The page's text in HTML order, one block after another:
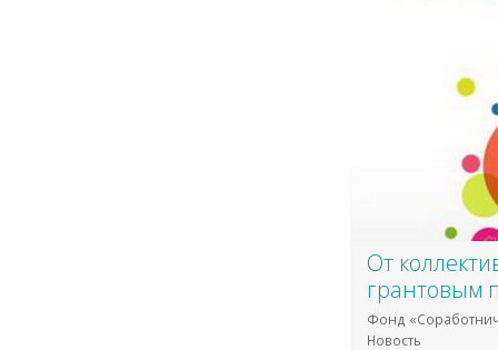
От
грантовым
Фонд
Новость